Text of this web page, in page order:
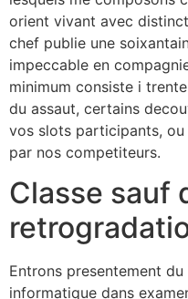
orient vivant avec
chef publie une
impeccable en
minimum consiste i
du assaut, certains
vos slots participants,
par nos competiteurs.
Classe sauf
Entrons presentement
informatique dans